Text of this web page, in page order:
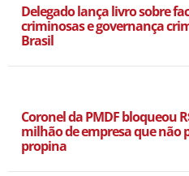
Delegado lança livro sobre
criminosas e governança
Brasil
Coronel da PMDF bloqueou
milhão de empresa que não
propina